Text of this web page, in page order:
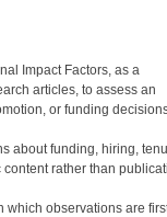
Impact Factors, as a
articles, to assess an
or funding
about funding, hiring,
rather than
which observations are